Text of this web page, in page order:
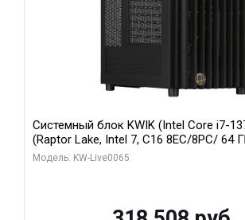
Системный блок KWIK (Intel Core i7-
(Raptor Lake, Intel 7, C16 8EC/8PC/ 64
модуля)/ ASUS RTX5080 PROART OC
Модель: KW-Live0065